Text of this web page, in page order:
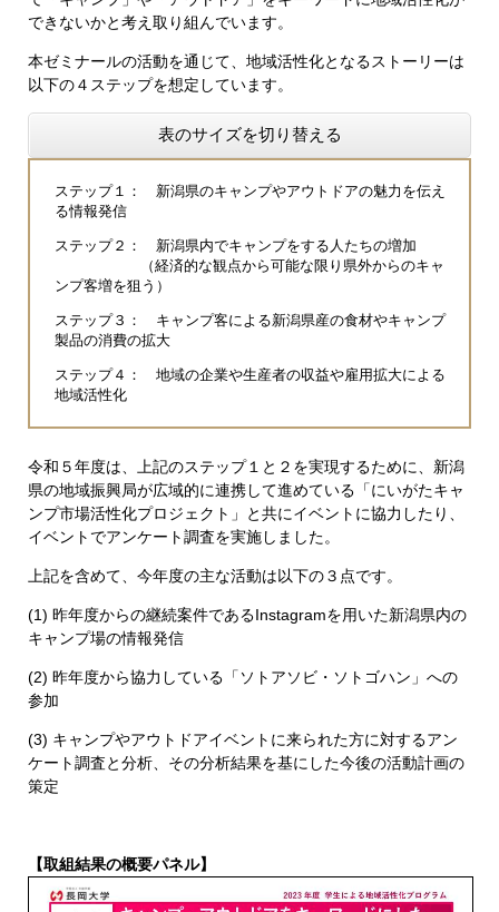
できないかと考え取り組んでいます。
本ゼミナールの活動を通じて、地域活性化となるストーリーは
以下の４ステップを想定しています。
表のサイズを切り替える
ステップ１： 新潟県のキャンプやアウトドアの魅力を伝え
る情報発信
ステップ２： 新潟県内でキャンプをする人たちの増加
（経済的な観点から可能な限り県外からのキャ
ンプ客増を狙う）
ステップ３： キャンプ客による新潟県産の食材やキャンプ
製品の消費の拡大
ステップ４： 地域の企業や生産者の収益や雇用拡大による
地域活性化
令和５年度は、上記のステップ１と２を実現するために、新潟
県の地域振興局が広域的に連携して進めている「にいがたキャ
ンプ市場活性化プロジェクト」と共にイベントに協力したり、
イベントでアンケート調査を実施しました。
上記を含めて、今年度の主な活動は以下の３点です。
(1) 昨年度からの継続案件であるInstagramを用いた新潟県内の
キャンプ場の情報発信
(2) 昨年度から協力している「ソトアソビ・ソトゴハン」への
参加
(3) キャンプやアウトドアイベントに来られた方に対するアン
ケート調査と分析、その分析結果を基にした今後の活動計画の
策定
【取組結果の概要パネル】